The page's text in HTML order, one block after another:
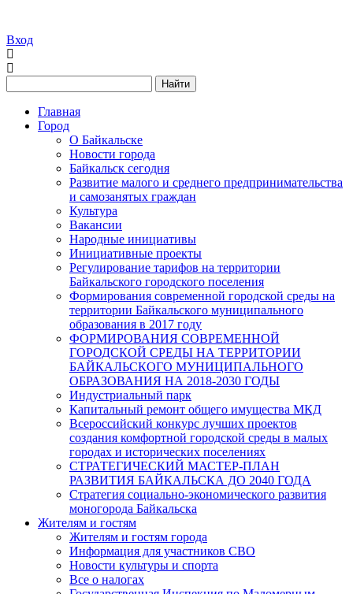
Вход
Найти
Главная
Город
О Байкальске
Новости города
Байкальск сегодня
Развитие малого и среднего предпринимательства
и самозанятых граждан
Культура
Вакансии
Народные инициативы
Инициативные проекты
Регулирование тарифов на территории
Байкальского городского поселения
Формирования современной городской среды на
территории Байкальского муниципального
образования в 2017 году
ФОРМИРОВАНИЯ СОВРЕМЕННОЙ
ГОРОДСКОЙ СРЕДЫ НА ТЕРРИТОРИИ
БАЙКАЛЬСКОГО МУНИЦИПАЛЬНОГО
ОБРАЗОВАНИЯ НА 2018-2030 ГОДЫ
Индустриальный парк
Капитальный ремонт общего имущества МКД
Всероссийский конкурс лучших проектов
создания комфортной городской среды в малых
городах и исторических поселениях
СТРАТЕГИЧЕСКИЙ МАСТЕР-ПЛАН
РАЗВИТИЯ БАЙКАЛЬСКА ДО 2040 ГОДА
Стратегия социально-экономического развития
моногорода Байкальска
Жителям и гостям
Жителям и гостям города
Информация для участников СВО
Новости культуры и спорта
Все о налогах